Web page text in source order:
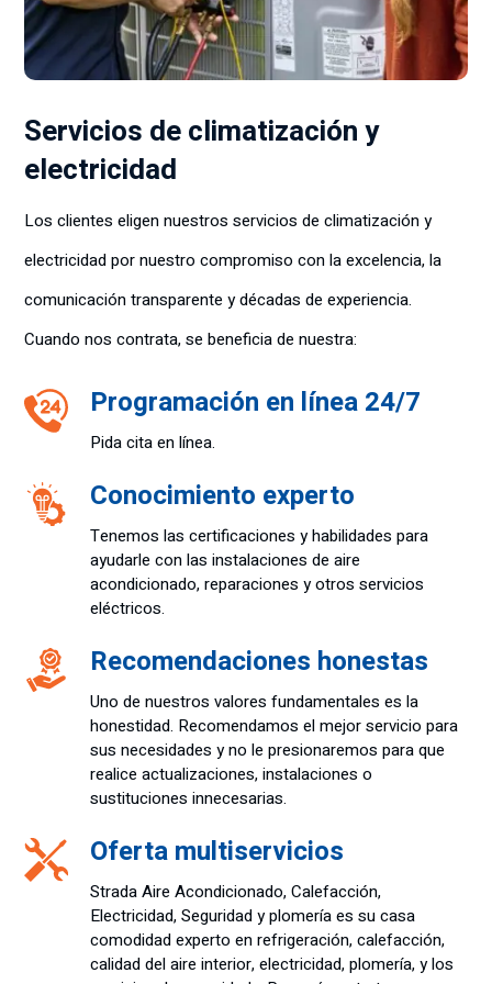
Servicios de climatización y
electricidad
Los clientes eligen nuestros servicios de climatización y
electricidad por nuestro compromiso con la excelencia, la
comunicación transparente y décadas de experiencia.
Cuando nos contrata, se beneficia de nuestra:
Programación en línea 24/7
Pida cita en línea.
Conocimiento experto
Tenemos las certificaciones y habilidades para
ayudarle con las instalaciones de aire
acondicionado, reparaciones y otros servicios
eléctricos.
Recomendaciones honestas
Uno de nuestros valores fundamentales es la
honestidad. Recomendamos el mejor servicio para
sus necesidades y no le presionaremos para que
realice actualizaciones, instalaciones o
sustituciones innecesarias.
Oferta multiservicios
Strada Aire Acondicionado, Calefacción,
Electricidad, Seguridad y plomería es su casa
comodidad experto en refrigeración, calefacción,
calidad del aire interior, electricidad, plomería, y los